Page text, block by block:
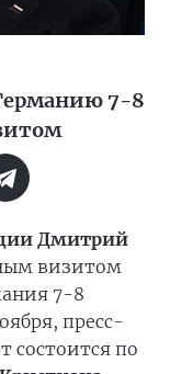
7-8
Дмитрий
визитом
7-8
пресс-
состоится по